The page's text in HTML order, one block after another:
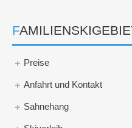
Preise
Anfahrt und Kontakt
Sahnehang